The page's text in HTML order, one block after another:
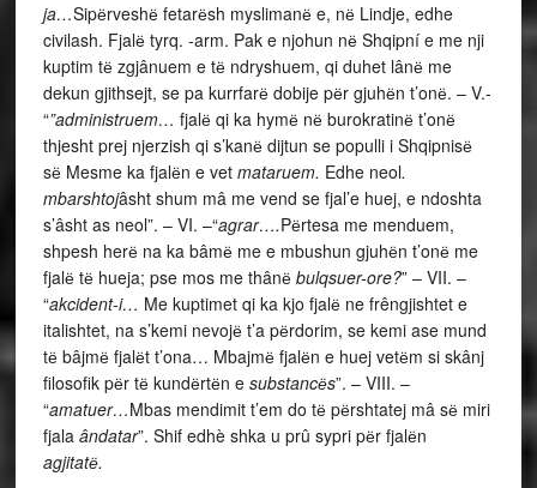
ja…Sipёrveshё fetarёsh myslimanё e, nё Lindje, edhe
civilash. Fjalё tyrq. -arm. Pak e njohun nё Shqipní e me nji
kuptim tё zgjânuem e tё ndryshuem, qi duhet lânё me
dekun gjithsejt, se pa kurrfarё dobije pёr gjuhёn t’onё. – V.-
“”administruem… fjalё qi ka hymё nё burokratinё t’onё
thjesht prej njerzish qi s’kanё dijtun se populli i Shqipnisё
sё Mesme ka fjalёn e vet mataruem. Edhe neol.
mbarshtojâsht shum mâ me vend se fjal’e huej, e ndoshta
s’âsht as neol”. – VI. –“agrar….Pёrtesa me menduem,
shpesh herё na ka bâmё me e mbushun gjuhёn t’onё me
fjalё tё hueja; pse mos me thânё bulqsuer-ore?” – VII. –
“akcident-i… Me kuptimet qi ka kjo fjalё ne frêngjishtet e
italishtet, na s’kemi nevojё t’a pёrdorim, se kemi ase mund
tё bâjmё fjalёt t’ona… Mbajmё fjalёn e huej vetёm si skânj
filosofik pёr tё kundёrtёn e substancёs”. – VIII. –
“amatuer…Mbas mendimit t’em do tё pёrshtatej mâ sё miri
fjala ândatar”. Shif edhè shka u prû sypri pёr fjalёn
agjitatё.